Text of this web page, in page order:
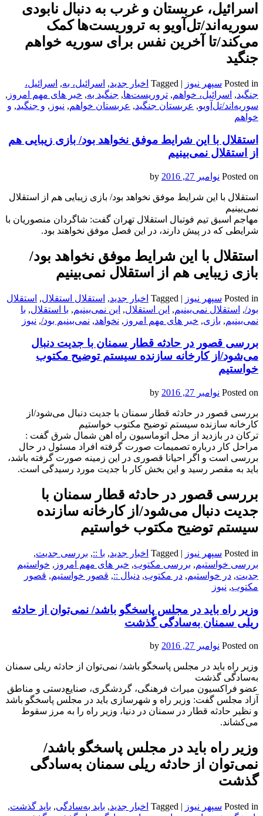
اسرائیل، عربستان و غرب به دنبال نابودی
سوریه‌اند/تل‌آویو به تروریست‌ها کمک
می‌کند/تا آخرین نفس برای سوریه خواهم
جنگید
Posted in سپهر نیوز Tagged اخبار جدید, اسرائیل، به, اسرائیل،
جنگید, اسرائیل، خواهم, تروریست‌ها, جنگید به, خبر های مهم امروز ,
سوریه‌اند/تل‌آویو, عربستان جنگید, عربستان خواهم, نیوز , و جنگید, و
خواهم
استقلال با این شرایط موفق نخواهد بود/ بازی زیبایی هم
از استقلال نمی‌بینیم
Posted on نوامبر 27, 2016
استقلال با این شرایط موفق نخواهد بود/ بازی زیبایی هم از استقلال
نمی‌بینیم
مهاجم اسبق تیم فوتبال استقلال تهران گفت: شاگردان منصوریان با
شرایطی که در پیش دارند، در این فصل موفق نخواهند بود.
استقلال با این شرایط موفق نخواهد بود/
بازی زیبایی هم از استقلال نمی‌بینیم
Posted in سپهر نیوز |
Tagged اخبار جدید, استقلال استقلال, استقلال
بود/, استقلال نمی‌بینیم, این استقلال, این نمی‌بینیم, با استقلال, با
نمی‌بینیم, بازی, خبر های مهم امروز , نخواهد, نمی‌بینیم بود/, نیوز
بررسی قصور در حادثه قطار سمنان با جدیت دنبال
می‌شود/از کارخانه سازنده سیستم توضیح مکتوب
خواستیم
Posted on نوامبر 27, 2016
بررسی قصور در حادثه قطار سمنان با جدیت دنبال می‌شود/از
کارخانه سازنده سیستم توضیح مکتوب خواستیم
ترکان در بازدید از محل اتوماسیون راه اهن شمال شرق گفت :
مراحل کار درباره تصمیمات صورت گرفته افراد مسئول در حال
بررسی است و اگر احیانا قصوری در این زمینه صورت گرفته باشد،
باید به مقصر رسید و این بخش کار با جدیت مورد رسیدگی است.
بررسی قصور در حادثه قطار سمنان با
جدیت دنبال می‌شود/از کارخانه سازنده
سیستم توضیح مکتوب خواستیم
Posted in سپهر نیوز |
Tagged اخبار جدید, با ::, بررسی جدیت,
بررسی خواستیم, بررسی مکتوب, خبر های مهم امروز , خواستیم
جدیت, در خواستیم, در مکتوب, دنبال ::, قصور خواستیم, قصور
مکتوب, نیوز
وزیر راه باید در مجلس پاسخگو باشد/ نمی‌توان از حادثه
ریلی سمنان به‌سادگی گذشت
Posted on نوامبر 27, 2016
وزیر راه باید در مجلس پاسخگو باشد/ نمی‌توان از حادثه ریلی سمنان
به‌سادگی گذشت
عضو فراکسیون میراث فرهنگی، گردشگری، صنایع‌دستی و مناطق
آزاد مجلس گفت: وزیر راه و شهرسازی باید در مجلس پاسخگو باشد
و نظیر حادثه قطار در سمنان در دنیا، وزیر راه را به مرز سقوط
می‌کشاند.
وزیر راه باید در مجلس پاسخگو باشد/
نمی‌توان از حادثه ریلی سمنان به‌سادگی
گذشت
Posted in سپهر نیوز |
Tagged اخبار جدید, باید به‌سادگی, باید گذشت,